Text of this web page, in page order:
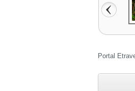
Portal